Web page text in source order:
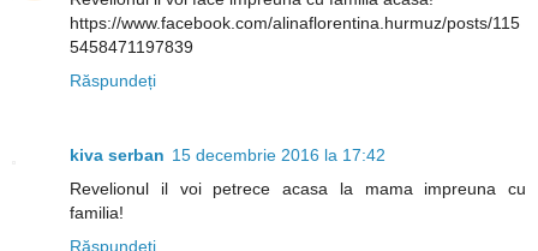
https://www.facebook.com/alinaflorentina.hurmuz/posts/115
5458471197839
Răspundeți
kiva serban 15 decembrie 2016 la 17:42
Revelionul il voi petrece acasa la mama impreuna cu
familia!
Răspundeți